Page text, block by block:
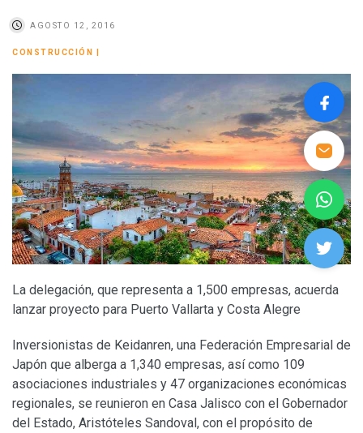
AGOSTO 12, 2016
CONSTRUCCIÓN
La delegación, que representa a 1,500 empresas, acuerda
lanzar proyecto para Puerto Vallarta y Costa Alegre
Inversionistas de Keidanren, una Federación Empresarial de
Japón que alberga a 1,340 empresas, así como 109
asociaciones industriales y 47 organizaciones económicas
regionales, se reunieron en Casa Jalisco con el Gobernador
del Estado, Aristóteles Sandoval, con el propósito de